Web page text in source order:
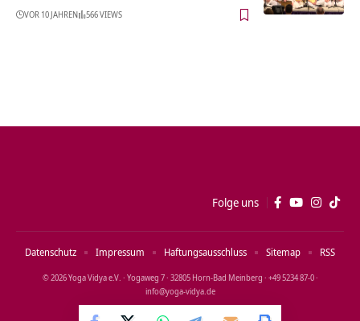
VOR 10 JAHREN 566 VIEWS
Folge uns
© 2026 Yoga Vidya e.V. · Yogaweg 7 · 32805 Horn‑Bad Meinberg · +49 5234 87‑0 ·
info@yoga‑vidya.de
Datenschutz Impressum Haftungsausschluss Sitemap RSS